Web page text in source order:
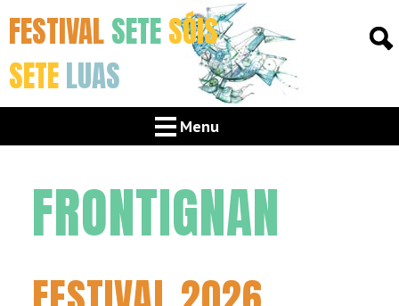
FESTIVALSETESÓIS
SETELUAS
Menu
FRONTIGNAN